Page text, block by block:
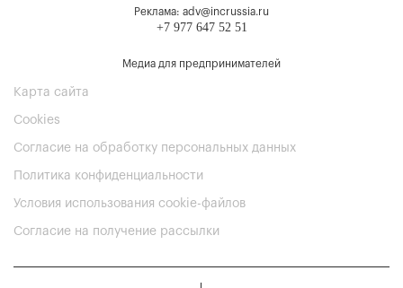
Реклама: adv@incrussia.ru
+7 977 647 52 51
Медиа для предпринимателей
Карта сайта
Cookies
Согласие на обработку персональных данных
Политика конфиденциальности
Условия использования cookie-файлов
Согласие на получение рассылки